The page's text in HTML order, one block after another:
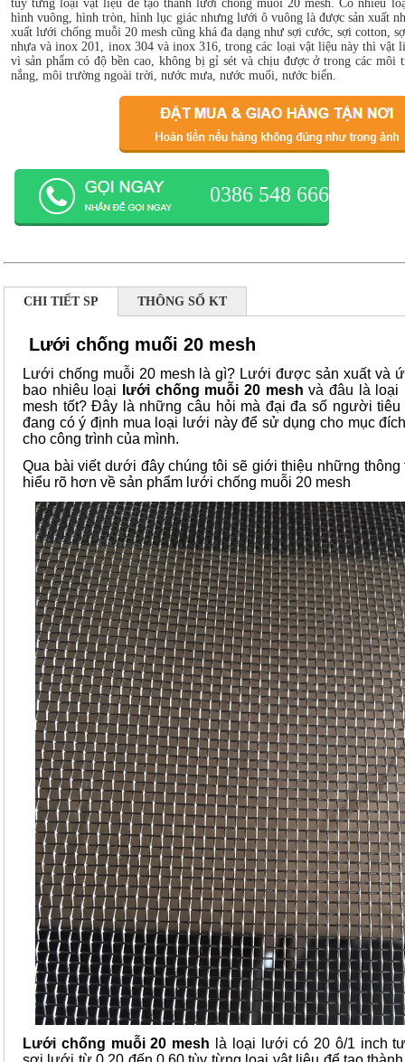
tùy từng loại vật liệu để tạo thành lưới chống muỗi 20 mesh. Có nhiều
hình vuông, hình tròn, hình lục giác nhưng lưới ô vuông là được sản xuất
xuất lưới chống muỗi 20 mesh cũng khá đa dạng như sợi cước, sợi cotton,
nhựa và inox 201, inox 304 và inox 316, trong các loại vật liệu này thì vật
vì sản phẩm có độ bền cao, không bị gỉ sét và chịu được ở trong các môi
nắng, môi trường ngoài trời, nước mưa, nước muối, nước biển.
0386 548 666
CHI TIẾT SP THÔNG SỐ KT
Lưới chống muối 20 mesh
Lưới chống muỗi 20 mesh là gì? Lưới được sản xuất và
bao nhiêu loại
lưới chống muỗi 20 mesh và đâu là loại
mesh tốt? Đây là những câu hỏi mà đại đa số người
đang có ý định mua loại lưới này để sử dụng cho mục
cho công trình của mình.
Qua bài viết dưới đây chúng tôi sẽ giới thiệu những
hiểu rõ hơn về sản phẩm lưới chống muỗi 20 mesh
Lưới chống muỗi 20 mesh là loại lưới có 20 ô/1 inch